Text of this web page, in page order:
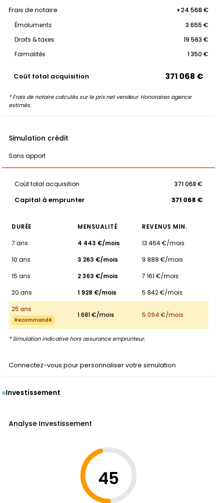
Frais de notaire +24 568 €
Émoluments
3 655 €
Droits & taxes
19 563 €
Formalités
1 350 €
Coût total acquisition 371 068 €
* Frais de notaire calculés sur le prix net vendeur. Honoraires agence
estimés.
Simulation crédit
Sans apport
Coût total acquisition 371 068 €
Capital à emprunter 371 068 €
DURÉE MENSUALITÉ
REVENUS MIN.
7 ans
4 443 €/mois
13 464 €/mois
10 ans
3 263 €/mois
9 888 €/mois
15 ans
2 363 €/mois
7 161 €/mois
20 ans
1 928 €/mois
5 842 €/mois
25 ans
Recommandé
1 681 €/mois 5 094 €/mois
* Simulation indicative hors assurance emprunteur.
Connectez-vous pour personnaliser votre simulation
Investissement
Analyse Investissement
45